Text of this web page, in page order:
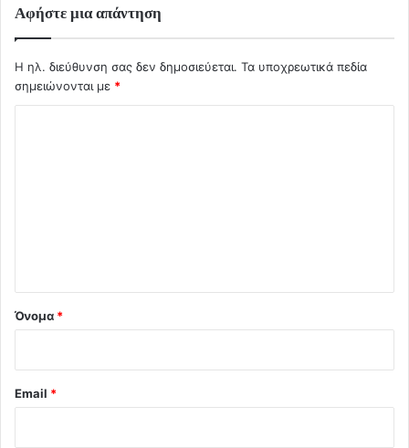
Αφήστε μια απάντηση
Η ηλ. διεύθυνση σας δεν δημοσιεύεται. Τα υποχρεωτικά πεδία
σημειώνονται με *
Όνομα *
Email *